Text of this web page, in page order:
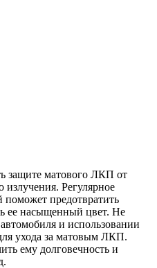
защите матового ЛКП от
излучения. Регулярное
предотвратить
ее насыщенный цвет. Не
и использовании
ухода за матовым ЛКП.
ему долговечность и